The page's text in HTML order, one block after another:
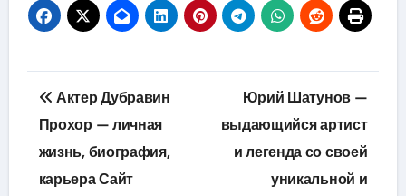
Навигация
по
записям
Актер Дубравин
Прохор — личная
жизнь, биография,
карьера Сайт
Юрий Шатунов —
выдающийся артист
и легенда со своей
уникальной и